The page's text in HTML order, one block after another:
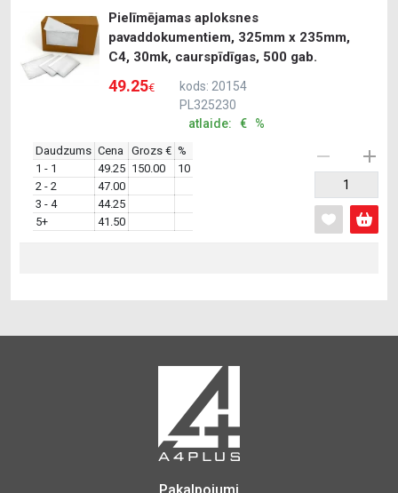
Pielīmējamas aploksnes
pavaddokumentiem, 325mm x 235mm,
C4, 30mk, caurspīdīgas, 500 gab.
49.25€
kods: 20154
PL325230
atlaide: € %
Daudzums Cena Grozs € %
1 - 1
49.25 150.00
10
2 - 2
47.00
3 - 4
44.25
5+
41.50